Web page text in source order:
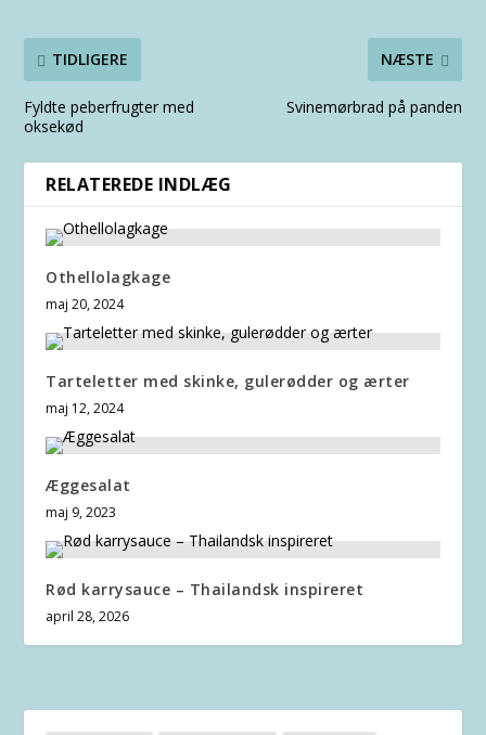
TIDLIGERE
Fyldte peberfrugter med
oksekød
NÆSTE
Svinemørbrad på panden
RELATEREDE INDLÆG
Othellolagkage
maj 20, 2024
Tarteletter med skinke, gulerødder og ærter
maj 12, 2024
Æggesalat
maj 9, 2023
Rød karrysauce – Thailandsk inspireret
april 28, 2026